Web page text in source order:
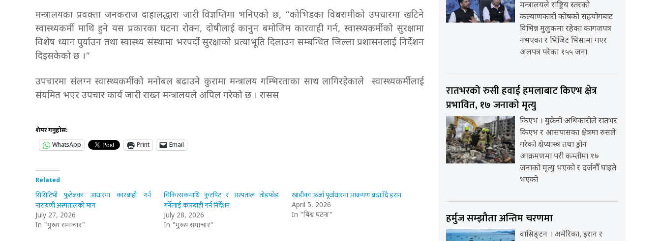
मन्त्रालयका प्रवक्ता जनकराज दाहालद्धारा जारी विज्ञप्तिमा भनिएको छ, “कोभिडका विबरामीको उपचारमा खटिने
स्वास्थ्यकर्मी माथि हुने यस प्रकारका घटना रोक्न, दोषीलाई कानुन बमोजिम कारवाही गर्न, स्वास्थ्यकर्मीको सुरक्षामा
विशेष ध्यान पुर्याउन तथा स्वास्थ्य संस्थामा भरपर्दो सुरक्षाको प्रत्याभूति दिलाउन सम्बन्धित जिल्ला प्रशासनलाई निर्देशन
दिइसकेको छ ।”
उपचारमा संलग्न स्वास्थ्यकर्मीको मनोबल बढाउने कुरामा मन्त्रालय गम्भिरताका साथ लागिरहेकाले स्वास्थ्यकर्मीलाई
संयमित भएर उपचार कार्य जारी राख्न मन्त्रालयले अपिल गरेको छ । रासस
शेयर गर्नुहोस:
WhatsApp
Print Email
Related
सिसिटिभी फुटेजका आधारमा कारबाही गर्न
नारायणी अस्पतालको माग
July 27, 2026
In "मुख्य समाचार"
चिकित्सकमाथि कुटपिट र अस्पताल तोडफोड
गर्नेलाई कारबाही गर्न निर्देशन
July 28, 2026
In "मुख्य समाचार"
खाडीका ऊर्जा पूर्वाधारमा आक्रमण बढाउँदै इरान
April 5, 2026
In "बिश्व घटना"
मन्त्रालयले राष्ट्रिय स्तरको
कल्याणकारी कोषको सहयोगबाट
विभिन्न मुलुकमा रहेका कागजपत्र
नभएका र भिजिट भिसामा गएर
अलपत्र परेका १५५ जना
रातभरको रुसी हवाई हमलाबाट किएभ क्षेत्र
प्रभावित, १७ जनाको मृत्यु
किएभ । युक्रेनी अधिकारीले रातभर
किएभ र आसपासका क्षेत्रमा रुसले
गरेको क्षेप्यास्त्र तथा ड्रोन
आक्रमणमा परी कम्तीमा १७
जनाको मृत्यु भएको र दर्जनौँ घाइते
भएको
हर्मुज सम्झौता अन्तिम चरणमा
वासिङ्टन । अमेरिका, इरान र